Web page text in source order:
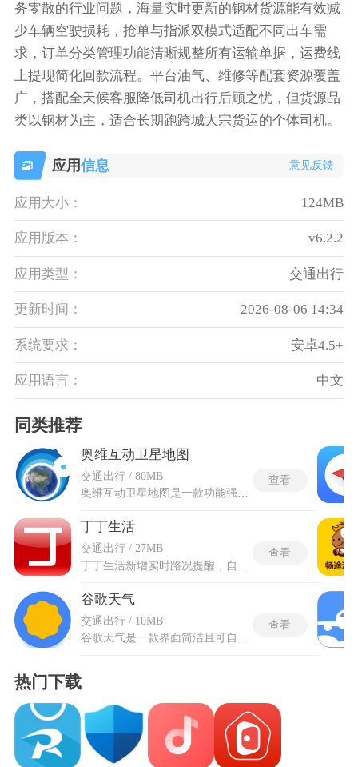
务零散的行业问题，海量实时更新的钢材货源能有效减
少车辆空驶损耗，抢单与指派双模式适配不同出车需
求，订单分类管理功能清晰规整所有运输单据，运费线
上提现简化回款流程。平台油气、维修等配套资源覆盖
广，搭配全天候客服降低司机出行后顾之忧，但货源品
类以钢材为主，适合长期跑跨城大宗货运的个体司机。
应用信息 意见反馈
应用大小： 124MB
应用版本： v6.2.2
应用类型： 交通出行
更新时间： 2026-08-06 14:34
系统要求： 安卓4.5+
应用语言： 中文
同类推荐
奥维互动卫星地图
交通出行 / 80MB
查看
丁丁生活
交通出行 / 27MB
查看
谷歌天气
交通出行 / 10MB
查看
热门下载